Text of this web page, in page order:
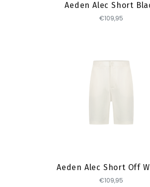
Aeden Alec Short
€109,95
Aeden Alec Short Off
€109,95